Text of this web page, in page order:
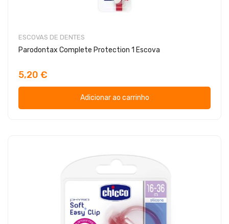
ESCOVAS DE DENTES
Parodontax Complete Protection 1 Escova
5,20 €
Adicionar ao carrinho